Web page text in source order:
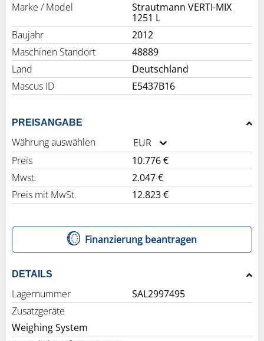
Marke / Model
Strautmann VERTI-MIX
1251 L
Baujahr
2012
Maschinen Standort
48889
Land
Deutschland
Mascus ID
E5437B16
PREISANGABE
Währung auswählen
EUR
Preis
10.776 €
Mwst.
2.047 €
Preis mit MwSt.
12.823 €
Finanzierung beantragen
DETAILS
Lagernummer
SAL2997495
Zusatzgeräte
Weighing System